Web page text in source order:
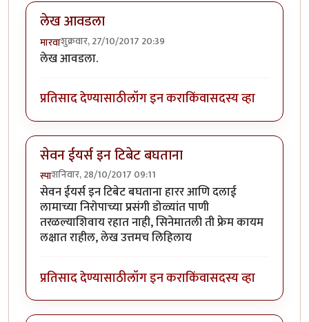
लेख आवडला
मारवाशुक्रवार, 27/10/2017 20:39
लेख आवडला.
प्रतिसाद देण्यासाठीलॉग इन कराकिंवासदस्य व्हा
सेवन ईयर्स इन टिबेट बघताना
स्पाशनिवार, 28/10/2017 09:11
सेवन ईयर्स इन टिबेट बघताना हारर आणि दलाई
लामाच्या निरोपाच्या प्रसंगी डोळ्यांत पाणी
तरळल्याशिवाय रहात नाही, सिनेमातली ती फ्रेम कायम
लक्षात राहील, लेख उत्तमच लिहिलाय
प्रतिसाद देण्यासाठीलॉग इन कराकिंवासदस्य व्हा